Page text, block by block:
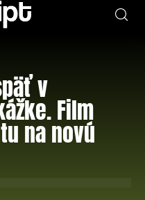
v
Film
na novú